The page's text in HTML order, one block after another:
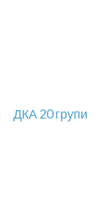
ДКА 20 групи